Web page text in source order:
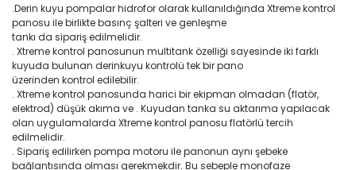
.Derin kuyu pompalar hidrofor olarak kullanıldığında Xtreme kontrol
panosu ile birlikte basınç şalteri ve genleşme
tankı da sipariş edilmelidir.
. Xtreme kontrol panosunun multitank özelliği sayesinde iki farklı
kuyuda bulunan derinkuyu kontrolü tek bir pano
üzerinden kontrol edilebilir.
. Xtreme kontrol panosunda harici bir ekipman olmadan (flatör,
elektrod) düşük akıma ve . Kuyudan tanka su aktarıma yapılacak
olan uygulamalarda Xtreme kontrol panosu flatörlü tercih
edilmelidir.
. Sipariş edilirken pompa motoru ile panonun aynı şebeke
bağlantısında olması gerekmekdir. Bu sebeple monofaze